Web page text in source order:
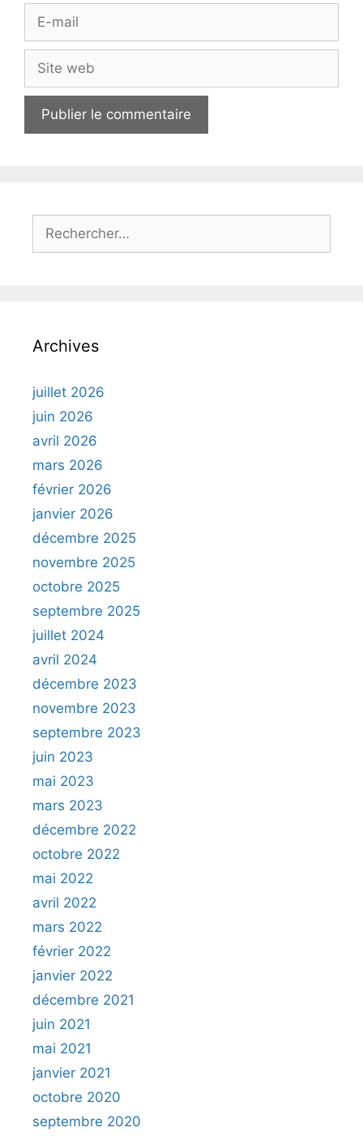
mail
web
Archives
juillet 2026
juin 2026
avril 2026
mars 2026
février 2026
janvier 2026
décembre 2025
novembre 2025
octobre 2025
septembre 2025
juillet 2024
avril 2024
décembre 2023
novembre 2023
septembre 2023
juin 2023
mai 2023
mars 2023
décembre 2022
octobre 2022
mai 2022
avril 2022
mars 2022
février 2022
janvier 2022
décembre 2021
juin 2021
mai 2021
janvier 2021
octobre 2020
septembre 2020